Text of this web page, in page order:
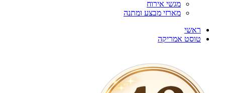
מגשי אירוח
מארזי מבצע ומתנה
ראשי
טוסט אמריקה